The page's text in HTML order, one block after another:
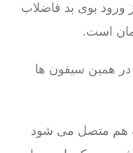
ورود بوی بد فاضلاب
است.
در همین سیفون ها
هم متصل می شود